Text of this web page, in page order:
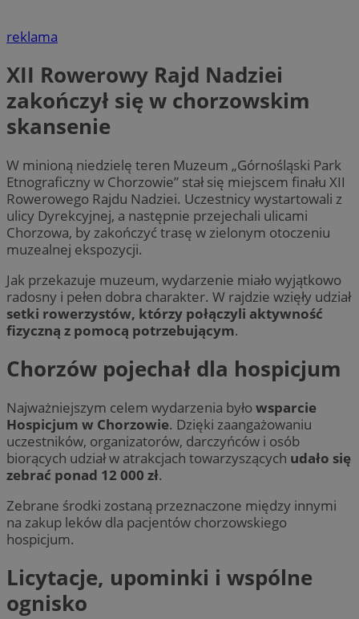
reklama
XII Rowerowy Rajd Nadziei
zakończył się w chorzowskim
skansenie
W minioną niedzielę teren Muzeum „Górnośląski Park
Etnograficzny w Chorzowie” stał się miejscem finału XII
Rowerowego Rajdu Nadziei. Uczestnicy wystartowali z
ulicy Dyrekcyjnej, a następnie przejechali ulicami
Chorzowa, by zakończyć trasę w zielonym otoczeniu
muzealnej ekspozycji.
Jak przekazuje muzeum, wydarzenie miało wyjątkowo
radosny i pełen dobra charakter. W rajdzie wzięły udział
setki rowerzystów, którzy połączyli aktywność
fizyczną z pomocą potrzebującym.
Chorzów pojechał dla hospicjum
Najważniejszym celem wydarzenia byłowsparcie
Hospicjum w Chorzowie. Dzięki zaangażowaniu
uczestników, organizatorów, darczyńców i osób
biorących udział w atrakcjach towarzyszących udało się
zebrać ponad 12 000 zł.
Zebrane środki zostaną przeznaczone między innymi
na zakup leków dla pacjentów chorzowskiego
hospicjum.
Licytacje, upominki i wspólne
ognisko